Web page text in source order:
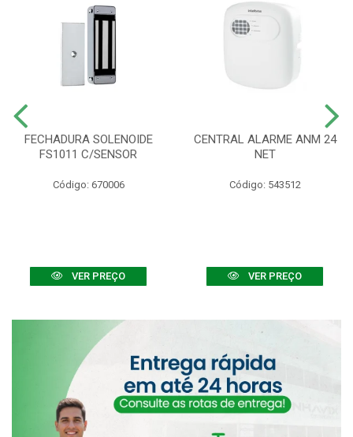
FECHADURA SOLENOIDE
FS1011 C/SENSOR
Código: 670006
VER PREÇO
CENTRAL ALARME ANM 24
NET
Código: 543512
VER PREÇO